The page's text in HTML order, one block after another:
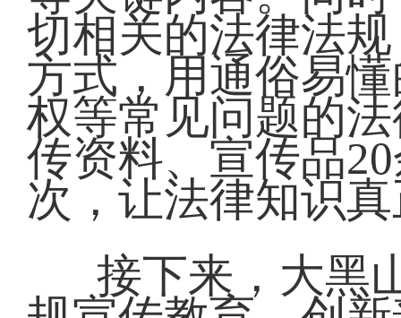
切相关的法律法
方式，用通俗易
权等常见问题的
传资料、宣传品
次，让法律知识
接下来，大黑